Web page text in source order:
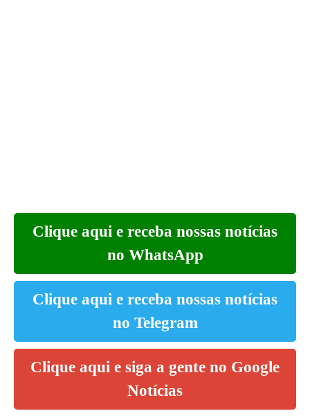
Clique aqui e receba nossas notícias
no WhatsApp
Clique aqui e receba nossas notícias
no Telegram
Clique aqui e siga a gente no Google
Notícias